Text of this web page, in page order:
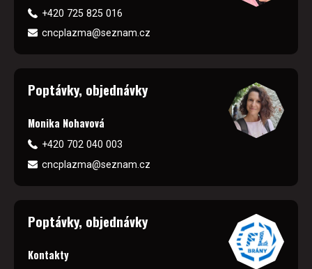
+420 725 825 016
cncplazma@seznam.cz
Poptávky, objednávky
Monika Nohavová
+420 702 040 003
cncplazma@seznam.cz
Poptávky, objednávky
Kontakty